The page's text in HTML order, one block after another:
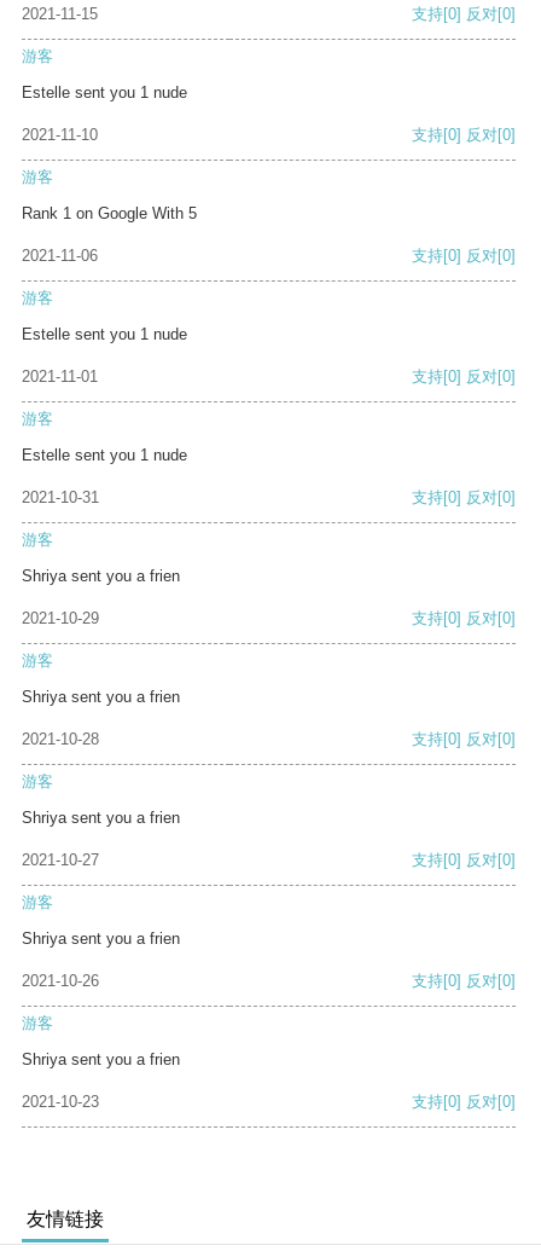
2021-11-15 支持[0] 反对[0]
游客
Estelle sent you 1 nude
2021-11-10 支持[0] 反对[0]
游客
Rank 1 on Google With 5
2021-11-06 支持[0] 反对[0]
游客
Estelle sent you 1 nude
2021-11-01 支持[0] 反对[0]
游客
Estelle sent you 1 nude
2021-10-31 支持[0] 反对[0]
游客
Shriya sent you a frien
2021-10-29 支持[0] 反对[0]
游客
Shriya sent you a frien
2021-10-28 支持[0] 反对[0]
游客
Shriya sent you a frien
2021-10-27 支持[0] 反对[0]
游客
Shriya sent you a frien
2021-10-26 支持[0] 反对[0]
游客
Shriya sent you a frien
2021-10-23 支持[0] 反对[0]
友情链接